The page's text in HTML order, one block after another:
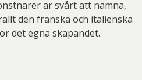
är svårt att nämna,
den franska och italienska
det egna skapandet.